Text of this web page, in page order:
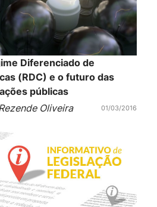
Diferenciado de
(RDC) e o futuro das
públicas
Oliveira
01/03/2016